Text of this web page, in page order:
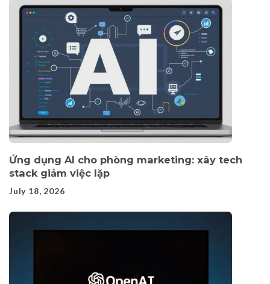
Ứng dụng AI cho phòng marketing: xây tech
stack giảm việc lặp
July 18, 2026